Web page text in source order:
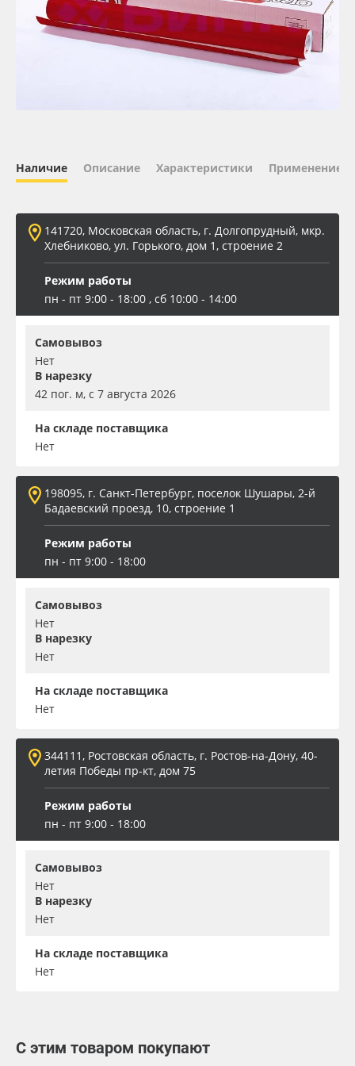
Oracal 641
Вспененный ПВХ
Заготовки для сувениров
Наличие Описание Характеристики Применение
141720, Московская область, г. Долгопрудный, мкр.
Хлебниково, ул. Горького, дом 1, строение 2
Режим работы
пн - пт 9:00 - 18:00 , сб 10:00 - 14:00
Самовывоз
Нет
В нарезку
42 пог. м, с 7 августа 2026
На складе поставщика
Нет
198095, г. Санкт-Петербург, поселок Шушары, 2-й
Бадаевский проезд, 10, строение 1
Режим работы
пн - пт 9:00 - 18:00
Самовывоз
Нет
В нарезку
Нет
На складе поставщика
Нет
344111, Ростовская область, г. Ростов-на-Дону, 40-
летия Победы пр-кт, дом 75
Режим работы
пн - пт 9:00 - 18:00
Самовывоз
Нет
В нарезку
Нет
На складе поставщика
Нет
С этим товаром покупают